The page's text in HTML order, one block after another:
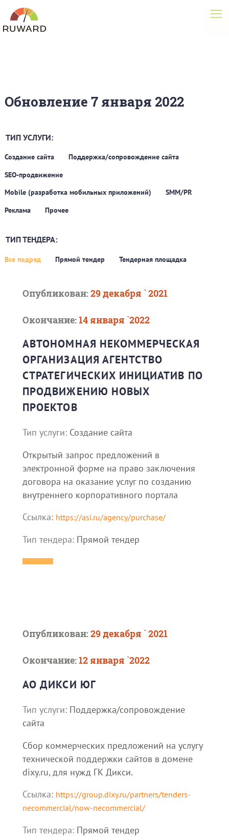
Обновление 7 января 2022
ТИП УСЛУГИ:
Создание сайта
Поддержка/сопровождение сайта
SEO-продвижение
Mobile (разработка мобильных приложений)
SMM/PR
Реклама
Прочее
ТИП ТЕНДЕРА:
Все подряд Прямой тендер Тендерная площадка
Опубликован:29 декабря ` 2021
Окончание:14 января `2022
АВТОНОМНАЯ НЕКОММЕРЧЕСКАЯ
ОРГАНИЗАЦИЯ АГЕНТСТВО
СТРАТЕГИЧЕСКИХ ИНИЦИАТИВ ПО
ПРОДВИЖЕНИЮ НОВЫХ
ПРОЕКТОВ
Тип услуги: Создание сайта
Открытый запрос предложений в
электронной форме на право заключения
договора на оказание услуг по созданию
внутреннего корпоративного портала
Ссылка: https://asi.ru/agency/purchase/
Тип тендера: Прямой тендер
Опубликован:29 декабря ` 2021
Окончание:12 января `2022
АО ДИКСИ ЮГ
Тип услуги: Поддержка/сопровождение
сайта
Сбор коммерческих предложений на услугу
технической поддержки сайтов в домене
dixy.ru, для нужд ГК Дикси.
Ссылка: https://group.dixy.ru/partners/tenders-
necommercial/now-necommercial/
Тип тендера: Прямой тендер